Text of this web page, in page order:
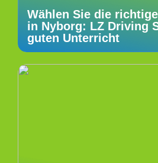
Wählen Sie die
in Nyborg: LZ Driving
guten Unterricht